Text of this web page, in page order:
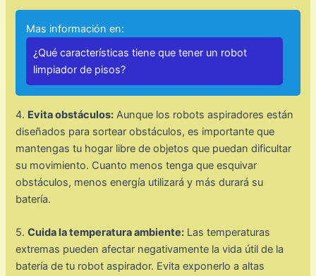
Mas información en:
¿Qué características tiene que tener un robot
limpiador de pisos?
4. Evita obstáculos: Aunque los robots aspiradores están
diseñados para sortear obstáculos, es importante que
mantengas tu hogar libre de objetos que puedan dificultar
su movimiento. Cuanto menos tenga que esquivar
obstáculos, menos energía utilizará y más durará su
batería.
5.Cuida la temperatura ambiente: Las temperaturas
extremas pueden afectar negativamente la vida útil de la
batería de tu robot aspirador. Evita exponerlo a altas